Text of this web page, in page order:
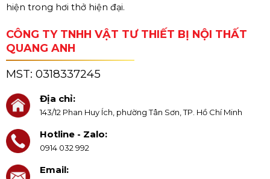
hiện trong hơi thở hiện đại.
CÔNG TY TNHH VẬT TƯ THIẾT BỊ NỘI THẤT
QUANG ANH
MST: 0318337245
Địa chỉ:
143/12 Phan Huy Ích, phường Tân Sơn, TP. Hồ Chí Minh
Hotline - Zalo:
0914 032 992
Email: